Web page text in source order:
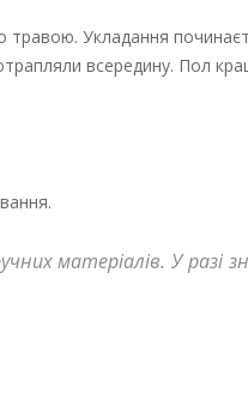
травою. Укладання
всередину. Пол
матеріалів. У разі